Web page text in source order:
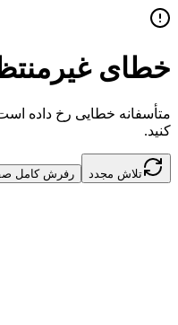
خطای
متأسفانه خطایی رخ داده
کنید.
تلاش مجدد رفرش کامل